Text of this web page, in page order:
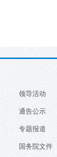
领导活动
通告公示
专题报道
国务院文件